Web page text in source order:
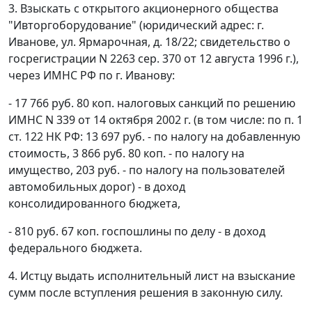
3. Взыскать с открытого акционерного общества
"Ивторгоборудование" (юридический адрес: г.
Иванове, ул. Ярмарочная, д. 18/22; свидетельство о
госрегистрации N 2263 сер. 370 от 12 августа 1996 г.),
через ИМНС РФ по г. Иванову:
- 17 766 руб. 80 коп. налоговых санкций по решению
ИМНС N 339 от 14 октября 2002 г. (в том числе: по п. 1
ст. 122 НК РФ: 13 697 руб. - по налогу на добавленную
стоимость, 3 866 руб. 80 коп. - по налогу на
имущество, 203 руб. - по налогу на пользователей
автомобильных дорог) - в доход
консолидированного бюджета,
- 810 руб. 67 коп. госпошлины по делу - в доход
федерального бюджета.
4. Истцу выдать исполнительный лист на взыскание
сумм после вступления решения в законную силу.